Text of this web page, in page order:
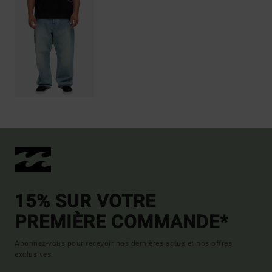
15% SUR VOTRE
PREMIÈRE COMMANDE*
Abonnez-vous pour recevoir nos dernières actus et nos offres
exclusives.